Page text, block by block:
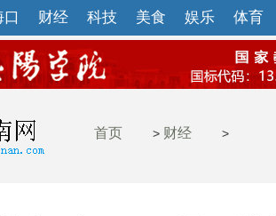
口 财经 科技 美食 娱乐 体育
首页 > 财经 >